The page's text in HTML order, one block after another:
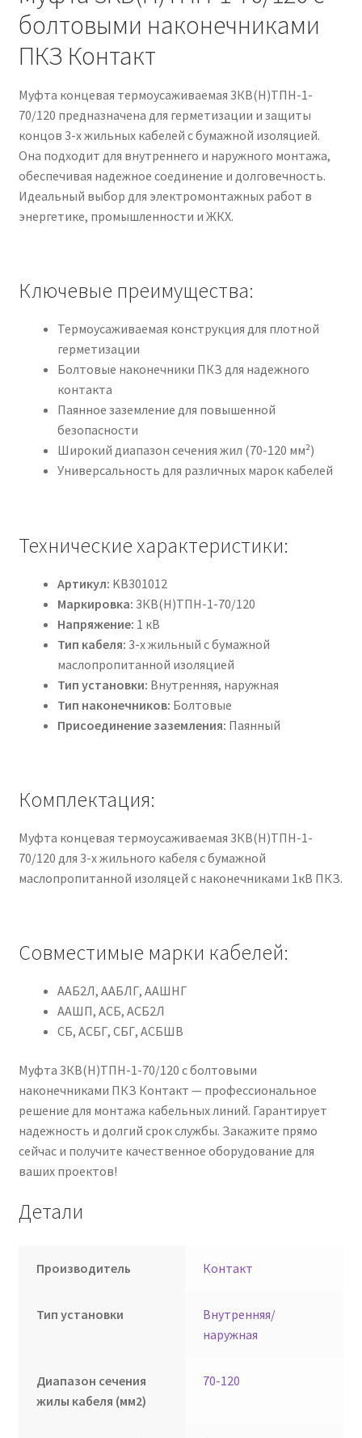
болтовыми наконечниками
ПКЗ Контакт
Муфта концевая термоусаживаемая 3КВ(Н)ТПН-1-
70/120 предназначена для герметизации и защиты
концов 3-х жильных кабелей с бумажной изоляцией.
Она подходит для внутреннего и наружного монтажа,
обеспечивая надежное соединение и долговечность.
Идеальный выбор для электромонтажных работ в
энергетике, промышленности и ЖКХ.
Ключевые преимущества:
Термоусаживаемая конструкция для плотной
герметизации
Болтовые наконечники ПКЗ для надежного
контакта
Паянное заземление для повышенной
безопасности
Широкий диапазон сечения жил (70-120 мм²)
Универсальность для различных марок кабелей
Технические характеристики:
Артикул: KB301012
Маркировка: 3КВ(Н)ТПН-1-70/120
Напряжение: 1 кВ
Тип кабеля: 3-х жильный с бумажной
маслопропитанной изоляцией
Тип установки: Внутренняя, наружная
Тип наконечников: Болтовые
Присоединение заземления: Паянный
Комплектация:
Муфта концевая термоусаживаемая 3КВ(Н)ТПН-1-
70/120 для 3-х жильного кабеля с бумажной
маслопропитанной изоляцей с наконечниками 1кВ ПКЗ.
Совместимые марки кабелей:
ААБ2Л, ААБЛГ, ААШНГ
ААШП, АСБ, АСБ2Л
СБ, АСБГ, СБГ, АСБШВ
Муфта 3КВ(Н)ТПН-1-70/120 с болтовыми
наконечниками ПКЗ Контакт — профессиональное
решение для монтажа кабельных линий. Гарантирует
надежность и долгий срок службы. Закажите прямо
сейчас и получите качественное оборудование для
ваших проектов!
Детали
Производитель Контакт
Тип установки
Внутренняя/
наружная
Диапазон сечения
жилы кабеля (мм2)
70-120